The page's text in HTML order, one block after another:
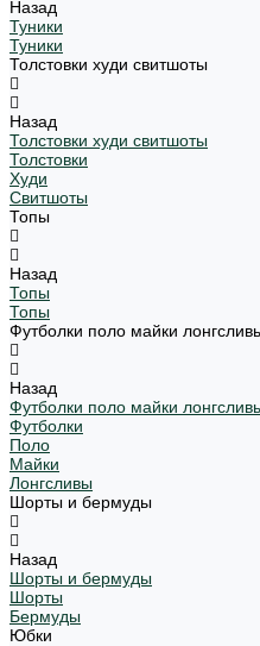
Назад
Туники
Туники
Толстовки худи свитшоты
Назад
Толстовки худи свитшоты
Толстовки
Худи
Свитшоты
Топы
Назад
Топы
Топы
Футболки поло майки
Назад
Футболки поло майки
Футболки
Поло
Майки
Лонгсливы
Шорты и бермуды
Назад
Шорты и бермуды
Шорты
Бермуды
Юбки